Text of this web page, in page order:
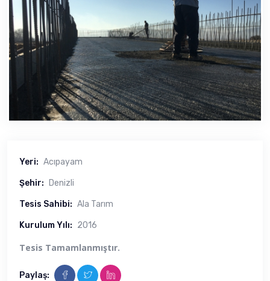
Yeri: Acıpayam
Şehir: Denizli
Tesis Sahibi: Ala Tarım
Kurulum Yılı: 2016
Tesis Tamamlanmıştır.
Paylaş: